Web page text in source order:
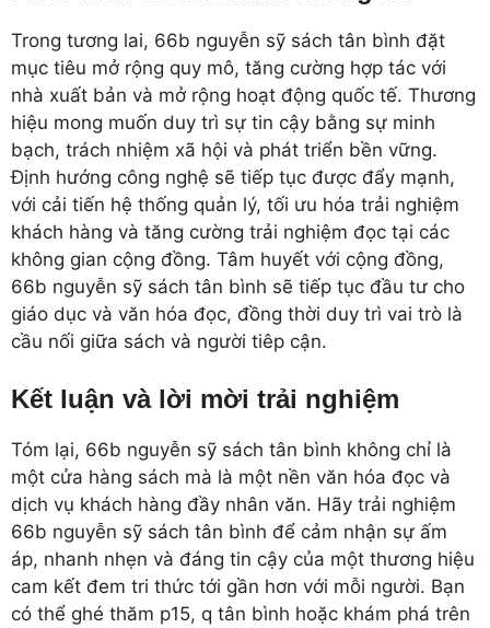
Trong tương lai, 66b nguyễn sỹ sách tân bình đặt
mục tiêu mở rộng quy mô, tăng cường hợp tác với
nhà xuất bản và mở rộng hoạt động quốc tế. Thương
hiệu mong muốn duy trì sự tin cậy bằng sự minh
bạch, trách nhiệm xã hội và phát triển bền vững.
Định hướng công nghệ sẽ tiếp tục được đẩy mạnh,
với cải tiến hệ thống quản lý, tối ưu hóa trải nghiệm
khách hàng và tăng cường trải nghiệm đọc tại các
không gian cộng đồng. Tâm huyết với cộng đồng,
66b nguyễn sỹ sách tân bình sẽ tiếp tục đầu tư cho
giáo dục và văn hóa đọc, đồng thời duy trì vai trò là
cầu nối giữa sách và người tiêp cận.
Kết luận và lời mời trải nghiệm
Tóm lại, 66b nguyễn sỹ sách tân bình không chỉ là
một cửa hàng sách mà là một nền văn hóa đọc và
dịch vụ khách hàng đầy nhân văn. Hãy trải nghiệm
66b nguyễn sỹ sách tân bình để cảm nhận sự ấm
áp, nhanh nhẹn và đáng tin cậy của một thương hiệu
cam kết đem tri thức tới gần hơn với mỗi người. Bạn
có thể ghé thăm p15, q tân bình hoặc khám phá trên